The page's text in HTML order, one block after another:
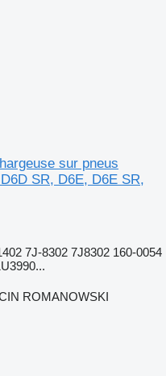
sur pneus
SR, D6E, D6E SR,
7J-8302 7J8302 160-0054
ROMANOWSKI